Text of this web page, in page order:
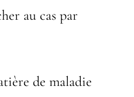
au cas par
de maladie